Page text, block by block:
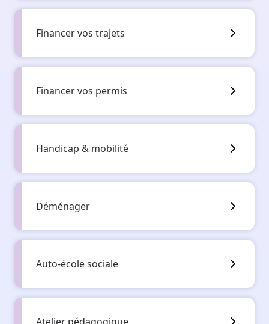
Financer vos trajets
Financer vos permis
Handicap & mobilité
Déménager
Auto-école sociale